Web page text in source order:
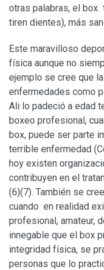
otras palabras, el box
tiren dientes), más
Este maravilloso
física aunque no
ejemplo se cree que
enfermedades como
Ali lo padeció a edad
boxeo profesional,
box, puede ser parte
terrible enfermedad
hoy existen
contribuyen en el
(6)(7). También se
cuando en realidad
profesional, amateur,
innegable que el box
integridad física, se
personas que lo